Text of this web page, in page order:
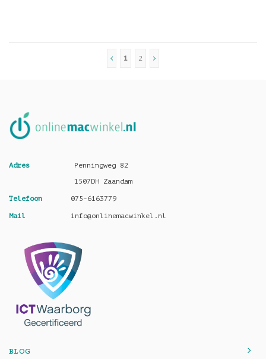
1 2
Adres
Penningweg 82
1507DH Zaandam
Telefoon 075-6163779
Mail info@onlinemacwinkel.nl
BLOG